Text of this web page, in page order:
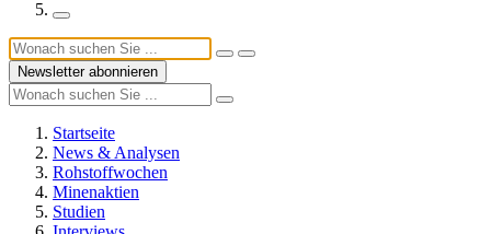
Newsletter abonnieren
Startseite
News & Analysen
Rohstoffwochen
Minenaktien
Studien